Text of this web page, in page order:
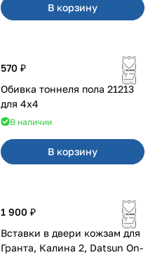
В корзину
570 ₽
Обивка тоннеля пола 21213
для 4x4
В наличии
В корзину
1 900 ₽
Вставки в двери кожзам для
Гранта, Калина 2, Datsun On-